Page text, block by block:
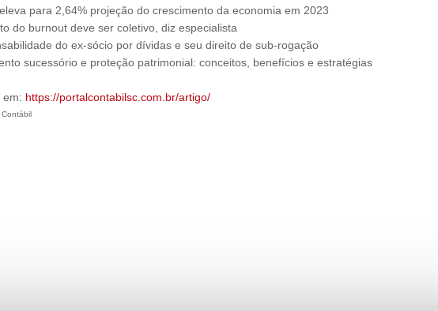
para 2,64% projeção do crescimento da economia em 2023
do burnout deve ser coletivo, diz especialista
do ex-sócio por dívidas e seu direito de sub-rogação
sucessório e proteção patrimonial: conceitos, benefícios e estratégias
em: https://portalcontabilsc.com.br/artigo/